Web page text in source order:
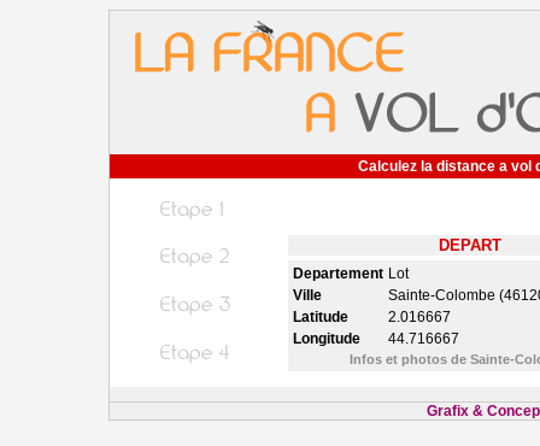
Calculez la distance a vol
DEPART
Departement Lot
Ville
Sainte-Colombe
Latitude
2.016667
Longitude
44.716667
Infos et photos de Sainte-
Grafix &